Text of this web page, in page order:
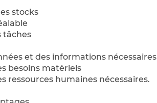
stocks
tâches
et des informations nécessaires
besoins matériels
ressources humaines nécessaires.